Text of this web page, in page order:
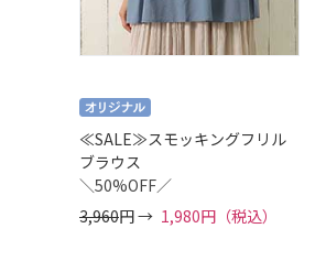
≪SALE≫スモッキングフリル
ブラウス
＼50%OFF／
3,960円 → 1,980円（税込）